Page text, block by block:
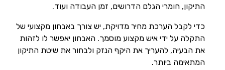
התיקון, חומרי הגלם הדרושים, זמן העבודה ועוד.
כדי לקבל הערכת מחיר מדויקת, יש צורך באבחון מקצועי של
התקלה על ידי איש מקצוע מוסמך. האבחון יאפשר לו לזהות
את הבעיה, להעריך את היקף הנזק ולבחור את שיטת התיקון
המתאימה ביותר.